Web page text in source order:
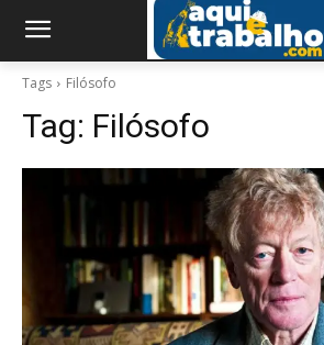
Tags Filósofo
Tag: Filósofo